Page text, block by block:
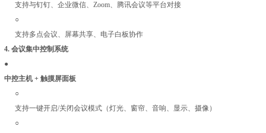
支持与钉钉、企业微信、Zoom、腾讯会议等平台对接
○
支持多点会议、屏幕共享、电子白板协作
4. 会议集中控制系统
●
中控主机 + 触摸屏面板
○
支持一键开启/关闭会议模式（灯光、窗帘、音响、显示、摄像）
○